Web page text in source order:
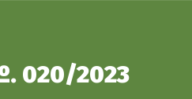
020/2023